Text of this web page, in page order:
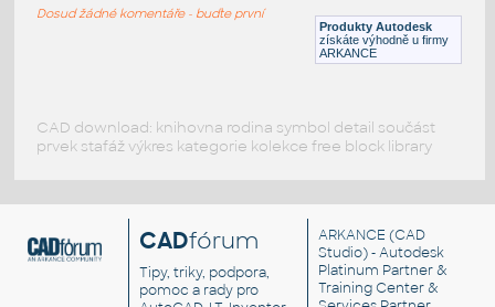
HELUZ stropy MIAKO 19 62.5 25 1250
Produkty Autodesk
získáte výhodně u firmy
ARKANCE
Dosud žádné komentáře - buďte první
CAD download: knihovna rodina symbol detail součást
prvek stafáž výkres kategorie kolekce free block library
CADfórum
Tipy, triky, podpora,
pomoc a rady pro
ARKANCE (CAD
Studio) - Autodesk
Platinum Partner &
Training Center &